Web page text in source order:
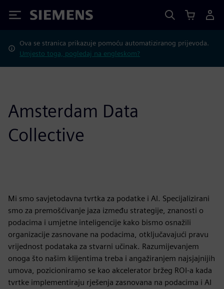
Siemens
Ova se stranica prikazuje pomoću automatiziranog prijevoda.
Umjesto toga, pogledaj na engleskom?
Amsterdam Data
Collective
Mi smo savjetodavna tvrtka za podatke i AI. Specijalizirani
smo za premošćivanje jaza između strategije, znanosti o
podacima i umjetne inteligencije kako bismo osnažili
organizacije zasnovane na podacima, otključavajući pravu
vrijednost podataka za stvarni učinak. Razumijevanjem
onoga što našim klijentima treba i angažiranjem najsjajnijih
umova, pozicioniramo se kao akcelerator bržeg ROI-a kada
tvrtke implementiraju rješenja zasnovana na podacima i AI